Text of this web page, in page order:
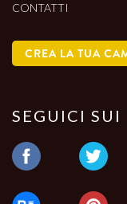
CONTATTI
CREA LA TUA
SEGUICI SUI